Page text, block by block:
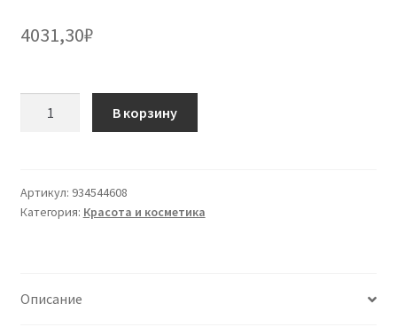
4031,30₽
Optimale
Soothing
В корзину
Артикул: 934544608
Категория: Красота и косметика
Описание